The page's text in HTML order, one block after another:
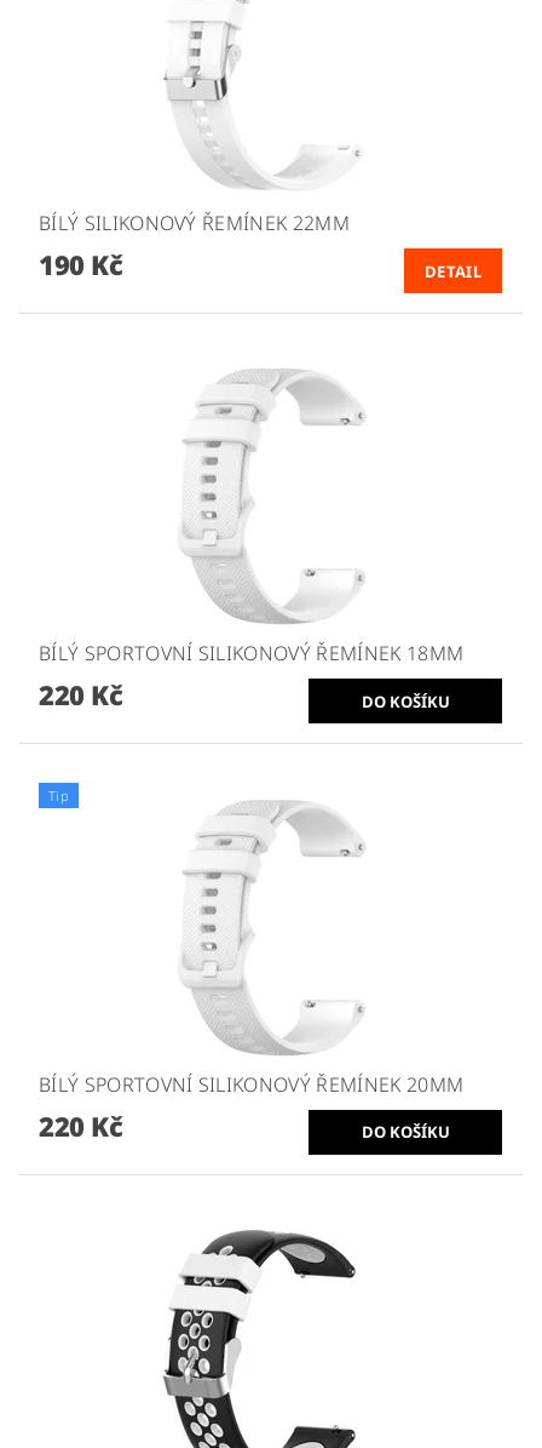
BÍLÝ SILIKONOVÝ ŘEMÍNEK 22MM
190 Kč DETAIL
BÍLÝ SPORTOVNÍ SILIKONOVÝ ŘEMÍNEK 18MM
220 Kč
Tip
BÍLÝ SPORTOVNÍ SILIKONOVÝ ŘEMÍNEK 20MM
220 Kč